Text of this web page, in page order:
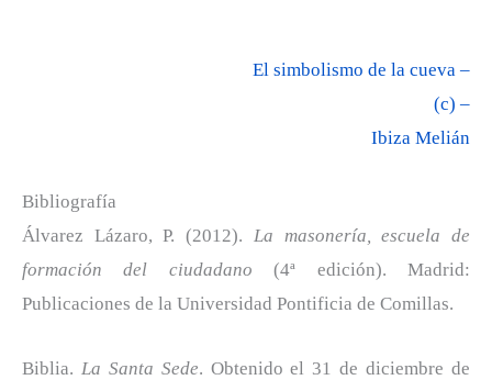
El simbolismo de la cueva –
(c) –
Ibiza Melián
Bibliografía
Álvarez Lázaro, P. (2012). La masonería, escuela de
formación del ciudadano (4ª edición). Madrid:
Publicaciones de la Universidad Pontificia de Comillas.
Biblia. La Santa Sede. Obtenido el 31 de diciembre de